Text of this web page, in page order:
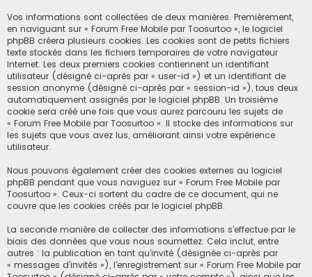
Vos informations sont collectées de deux manières. Premièrement,
en naviguant sur « Forum Free Mobile par Toosurtoo », le logiciel
phpBB créera plusieurs cookies. Les cookies sont de petits fichiers
texte stockés dans les fichiers temporaires de votre navigateur
Internet. Les deux premiers cookies contiennent un identifiant
utilisateur (désigné ci-après par « user-id ») et un identifiant de
session anonyme (désigné ci-après par « session-id »), tous deux
automatiquement assignés par le logiciel phpBB. Un troisième
cookie sera créé une fois que vous aurez parcouru les sujets de
« Forum Free Mobile par Toosurtoo ». Il stocke des informations sur
les sujets que vous avez lus, améliorant ainsi votre expérience
utilisateur.
Nous pouvons également créer des cookies externes au logiciel
phpBB pendant que vous naviguez sur « Forum Free Mobile par
Toosurtoo ». Ceux-ci sortent du cadre de ce document, qui ne
couvre que les cookies créés par le logiciel phpBB.
La seconde manière de collecter des informations s’effectue par le
biais des données que vous nous soumettez. Cela inclut, entre
autres : la publication en tant qu’invité (désignée ci-après par
« messages d’invités »), l’enregistrement sur « Forum Free Mobile par